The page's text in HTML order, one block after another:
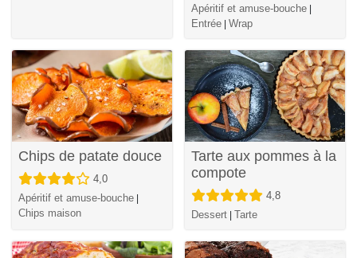
Apéritif et amuse-bouche |
Entrée | Wrap
Chips de patate douce
4,0
Apéritif et amuse-bouche |
Chips maison
Tarte aux pommes à la
compote
4,8
Dessert | Tarte